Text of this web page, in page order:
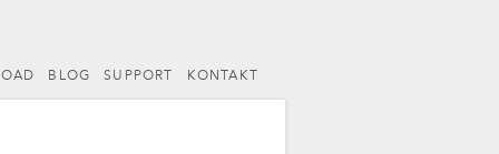
BLOG SUPPORT KONTAKT